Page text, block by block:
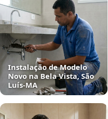
Instalação de Modelo
Novo na Bela Vista, São
Luís‑MA